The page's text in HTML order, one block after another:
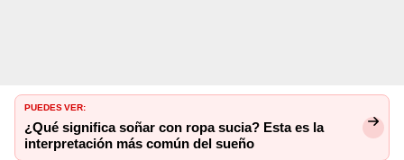
PUEDES VER:
¿Qué significa soñar con ropa sucia? Esta es la
interpretación más común del sueño